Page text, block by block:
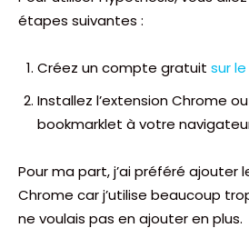
étapes suivantes :
Créez un compte gratuit sur
Installez l’extension Chrome
bookmarklet à votre
Pour ma part, j’ai préféré ajouter
Chrome car j’utilise beaucoup
ne voulais pas en ajouter en plus.